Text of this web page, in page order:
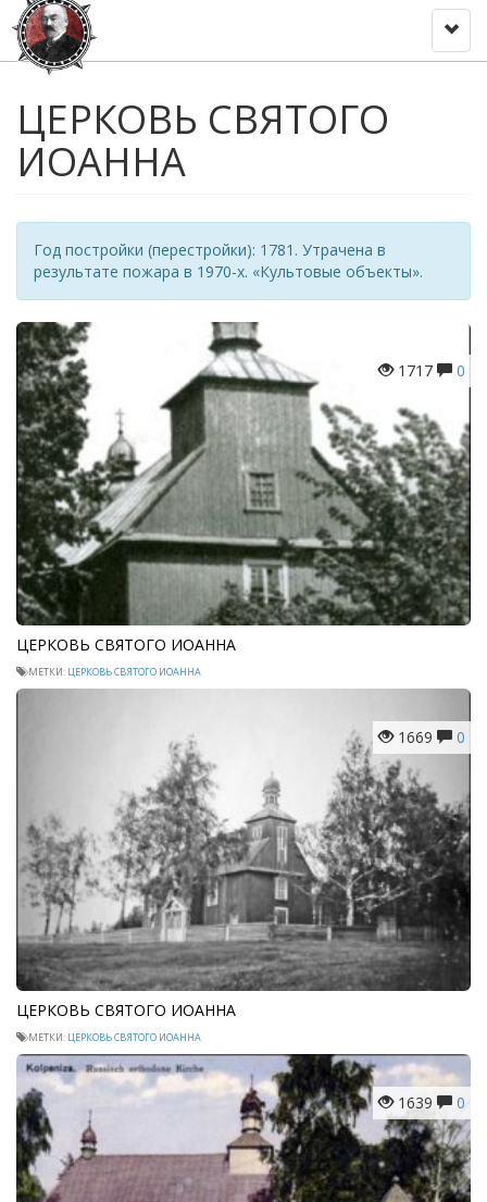
ЦЕРКОВЬ СВЯТОГО
ИОАННА
Год постройки (перестройки): 1781. Утрачена в
результате пожара в 1970-х. «Культовые объекты».
1717 0
ЦЕРКОВЬ СВЯТОГО ИОАННА
МЕТКИ: ЦЕРКОВЬ СВЯТОГО ИОАННА
1669 0
ЦЕРКОВЬ СВЯТОГО ИОАННА
МЕТКИ: ЦЕРКОВЬ СВЯТОГО ИОАННА
1639 0